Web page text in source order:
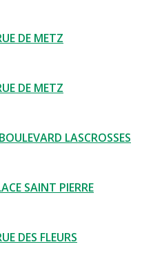
DE METZ
DE METZ
LASCROSSES
SAINT PIERRE
DES FLEURS